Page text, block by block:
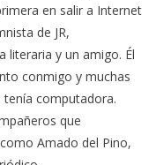
en salir a Internet
de JR,
literaria y un amigo. Él
conmigo y muchas
tenía computadora.
que
Amado del Pino,